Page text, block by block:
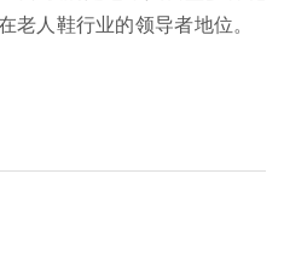
老人鞋行业的领导者地位。​